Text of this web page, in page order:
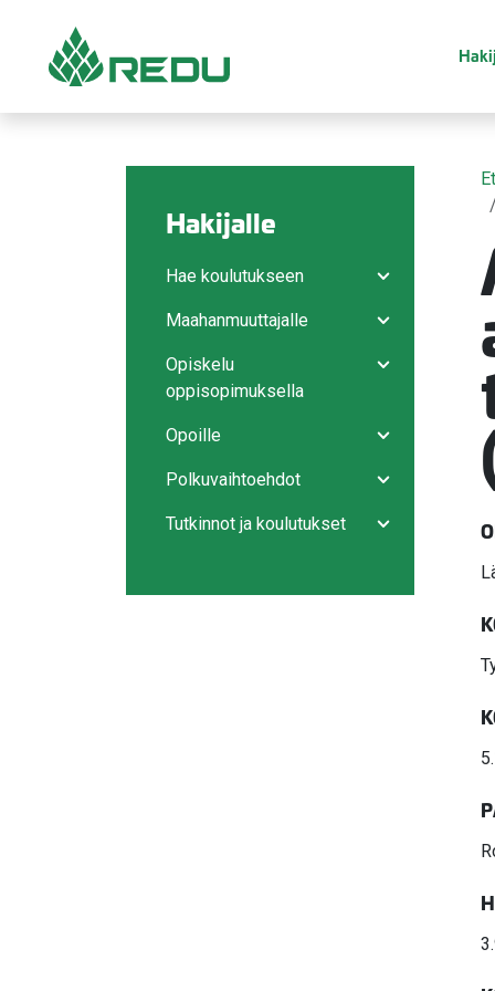
Hakijalle
Avaa/sulje
Hae koulutukseen
Avaa/sulje
Maahanmuuttajalle
Avaa/sulje
Opiskelu
oppisopimuksella
Avaa/sulje
Opoille
Avaa/sulje
Polkuvaihtoehdot
Avaa/sulje
Tutkinnot ja koulutukset